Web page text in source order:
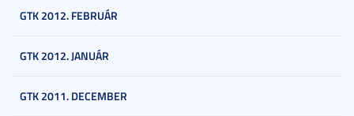
GTK 2012. FEBRUÁR
GTK 2012. JANUÁR
GTK 2011. DECEMBER